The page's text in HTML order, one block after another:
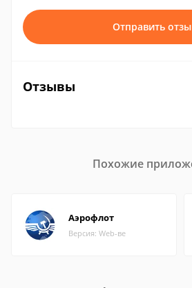
Отправить
Отзывы
Похожие
Аэрофлот
Версия: Web-ве